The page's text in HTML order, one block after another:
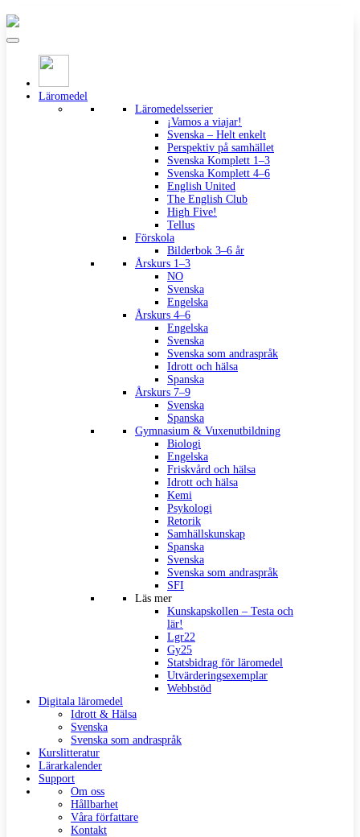
Läromedel
Läromedelsserier
¡Vamos a viajar!
Svenska – Helt enkelt
Perspektiv på samhället
Svenska Komplett 1–3
Svenska Komplett 4–6
English United
The English Club
High Five!
Tellus
Förskola
Bilderbok 3–6 år
Årskurs 1–3
NO
Svenska
Engelska
Årskurs 4–6
Engelska
Svenska
Svenska som andraspråk
Idrott och hälsa
Spanska
Årskurs 7–9
Svenska
Spanska
Gymnasium & Vuxenutbildning
Biologi
Engelska
Friskvård och hälsa
Idrott och hälsa
Kemi
Psykologi
Retorik
Samhällskunskap
Spanska
Svenska
Svenska som andraspråk
SFI
Läs mer
Kunskapskollen – Testa och
lär!
Lgr22
Gy25
Statsbidrag för läromedel
Utvärderingsexemplar
Webbstöd
Digitala läromedel
Idrott & Hälsa
Svenska
Svenska som andraspråk
Kurslitteratur
Lärarkalender
Support
Om oss
Hållbarhet
Våra författare
Kontakt